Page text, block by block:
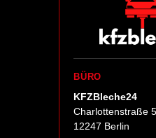
BÜRO
KFZBleche24
Charlottenstraße
12247 Berlin